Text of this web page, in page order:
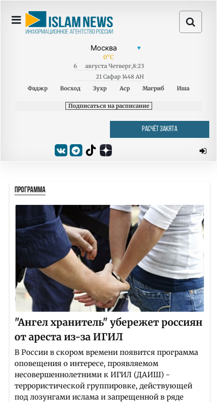
0°C
6 августа Четверг,8:23
21 Сафар 1448 AH
Фаджр
Восход Зухр Аср Магриб Иша
Подписаться на расписание
РАСЧЁТ ЗАКЯТА
ПРОГРАММА
"Ангел хранитель" убережет россиян
от ареста из-за ИГИЛ
В России в скором времени появится программа
оповещения о интересе, проявляемом
несовершеннолетними к ИГИЛ (ДАИШ) -
террористической группировке, действующей
под лозунгами ислама и запрещенной в ряде